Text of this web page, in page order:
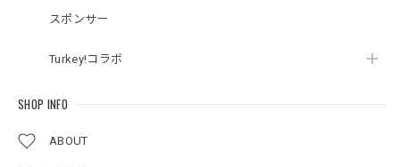
スポンサー
Turkey!コラボ
SHOP INFO
ABOUT